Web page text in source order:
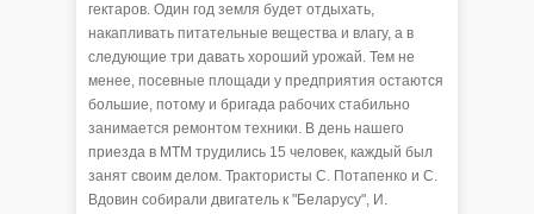
гектаров. Один год земля будет отдыхать,
накапливать питательные вещества и влагу, а в
следующие три давать хороший урожай. Тем не
менее, посевные площади у предприятия остаются
большие, потому и бригада рабочих стабильно
занимается ремонтом техники. В день нашего
приезда в МТМ трудились 15 человек, каждый был
занят своим делом. Трактористы С. Потапенко и С.
Вдовин собирали двигатель к "Беларусу", И.